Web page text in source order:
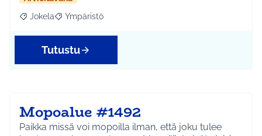
Rajaa tulokset aihepiirin mukaan: Jokela
Jokela Rajaa tulokset teeman mukaan: Ympäristö
Ympäristö
Tutustu
Mopoalue #1492
Paikka missä voi mopoilla ilman, että joku tulee